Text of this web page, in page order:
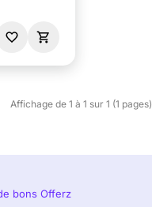
Affichage de 1 à 1 sur 1 (1 pages)
bons Offerz